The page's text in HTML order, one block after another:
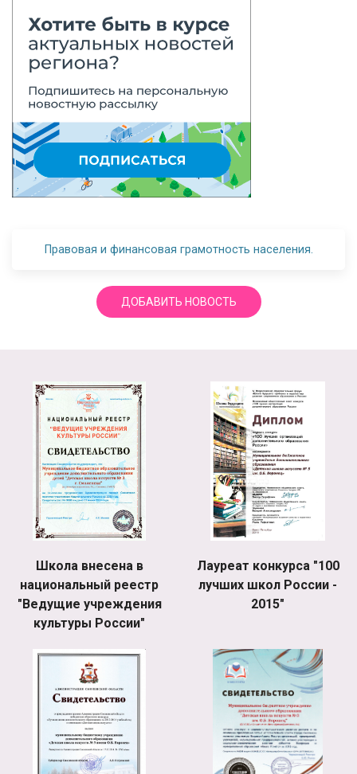
Правовая и финансовая грамотность населения.
ДОБАВИТЬ НОВОСТЬ
Школа внесена в
национальный реестр
"Ведущие учреждения
культуры России"
Лауреат конкурса "100
лучших школ России -
2015"